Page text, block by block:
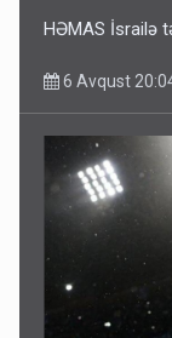
HƏMAS İsrailə
6 Avqust